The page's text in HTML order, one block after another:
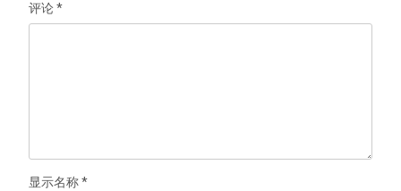
评论*
显示名称*